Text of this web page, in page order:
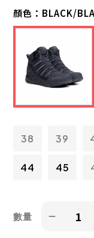
顏色： BLACK/
38 39
44 45
數量